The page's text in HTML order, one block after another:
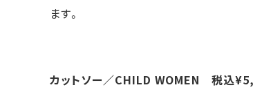
ます。
カットソー／CHILD WOMEN 税込